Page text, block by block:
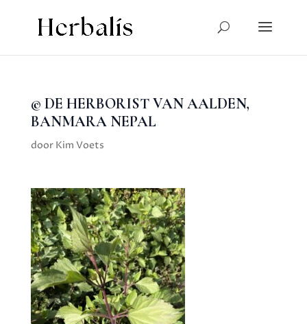
© DE HERBORIST VAN AALDEN,
BANMARA NEPAL
door Kim Voets